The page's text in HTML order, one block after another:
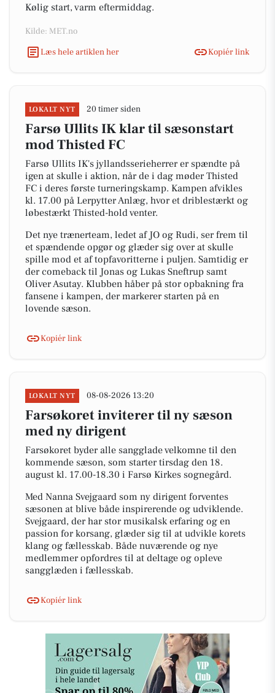
Kølig start, varm eftermiddag.
Kilde: MET.no
Læs hele artiklen her
Kopiér link
LOKALT NYT 20 timer siden
Farsø Ullits IK klar til sæsonstart
mod Thisted FC
Farsø Ullits IK's jyllandsserieherrer er spændte på
igen at skulle i aktion, når de i dag møder Thisted
FC i deres første turneringskamp. Kampen afvikles
kl. 17.00 på Lerpytter Anlæg, hvor et driblestærkt og
løbestærkt Thisted-hold venter.
Det nye trænerteam, ledet af JO og Rudi, ser frem til
et spændende opgør og glæder sig over at skulle
spille mod et af topfavoritterne i puljen. Samtidig er
der comeback til Jonas og Lukas Sneftrup samt
Oliver Asutay. Klubben håber på stor opbakning fra
fansene i kampen, der markerer starten på en
lovende sæson.
Kopiér link
LOKALT NYT 08-08-2026 13:20
Farsøkoret inviterer til ny sæson
med ny dirigent
Farsøkoret byder alle sangglade velkomne til den
kommende sæson, som starter tirsdag den 18.
august kl. 17.00-18.30 i Farsø Kirkes sognegård.
Med Nanna Svejgaard som ny dirigent forventes
sæsonen at blive både inspirerende og udviklende.
Svejgaard, der har stor musikalsk erfaring og en
passion for korsang, glæder sig til at udvikle korets
klang og fællesskab. Både nuværende og nye
medlemmer opfordres til at deltage og opleve
sangglæden i fællesskab.
Kopiér link